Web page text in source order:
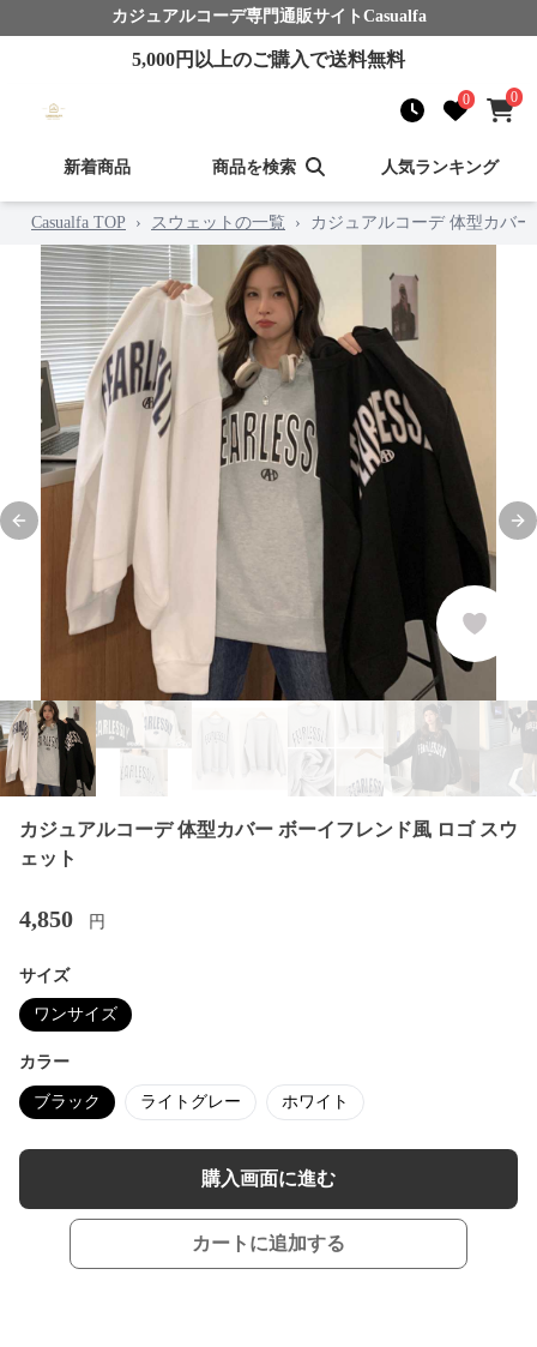
カジュアルコーデ専門通販サイト Casualfa
5,000円以上のご購入で送料無料
0 0
新着商品 商品を検索 人気ランキング
Casualfa TOP › スウェットの一覧 › カジュアルコーデ 体型カバ
Previous slide
カジュアルコーデ 体型カバー ボーイフレンド風 ロゴ スウ
ェット
4,850 円
サイズ
ワンサイズ
カラー
ブラック ライトグレー ホワイト
購入画面に進む
カートに追加する